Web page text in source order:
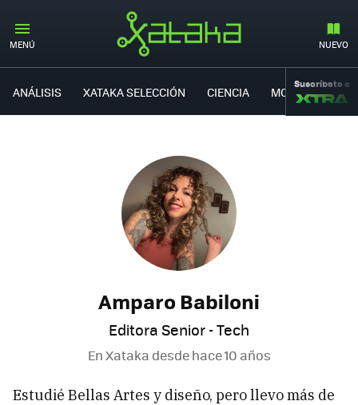
MENÚ NUEVO
ANÁLISIS XATAKA SELECCIÓN CIENCIA MOVILIDAD
Suscríbete a
Amparo Babiloni
Editora Senior - Tech
En Xataka desdehace 10 años
Estudié Bellas Artes y diseño, pero llevo más de